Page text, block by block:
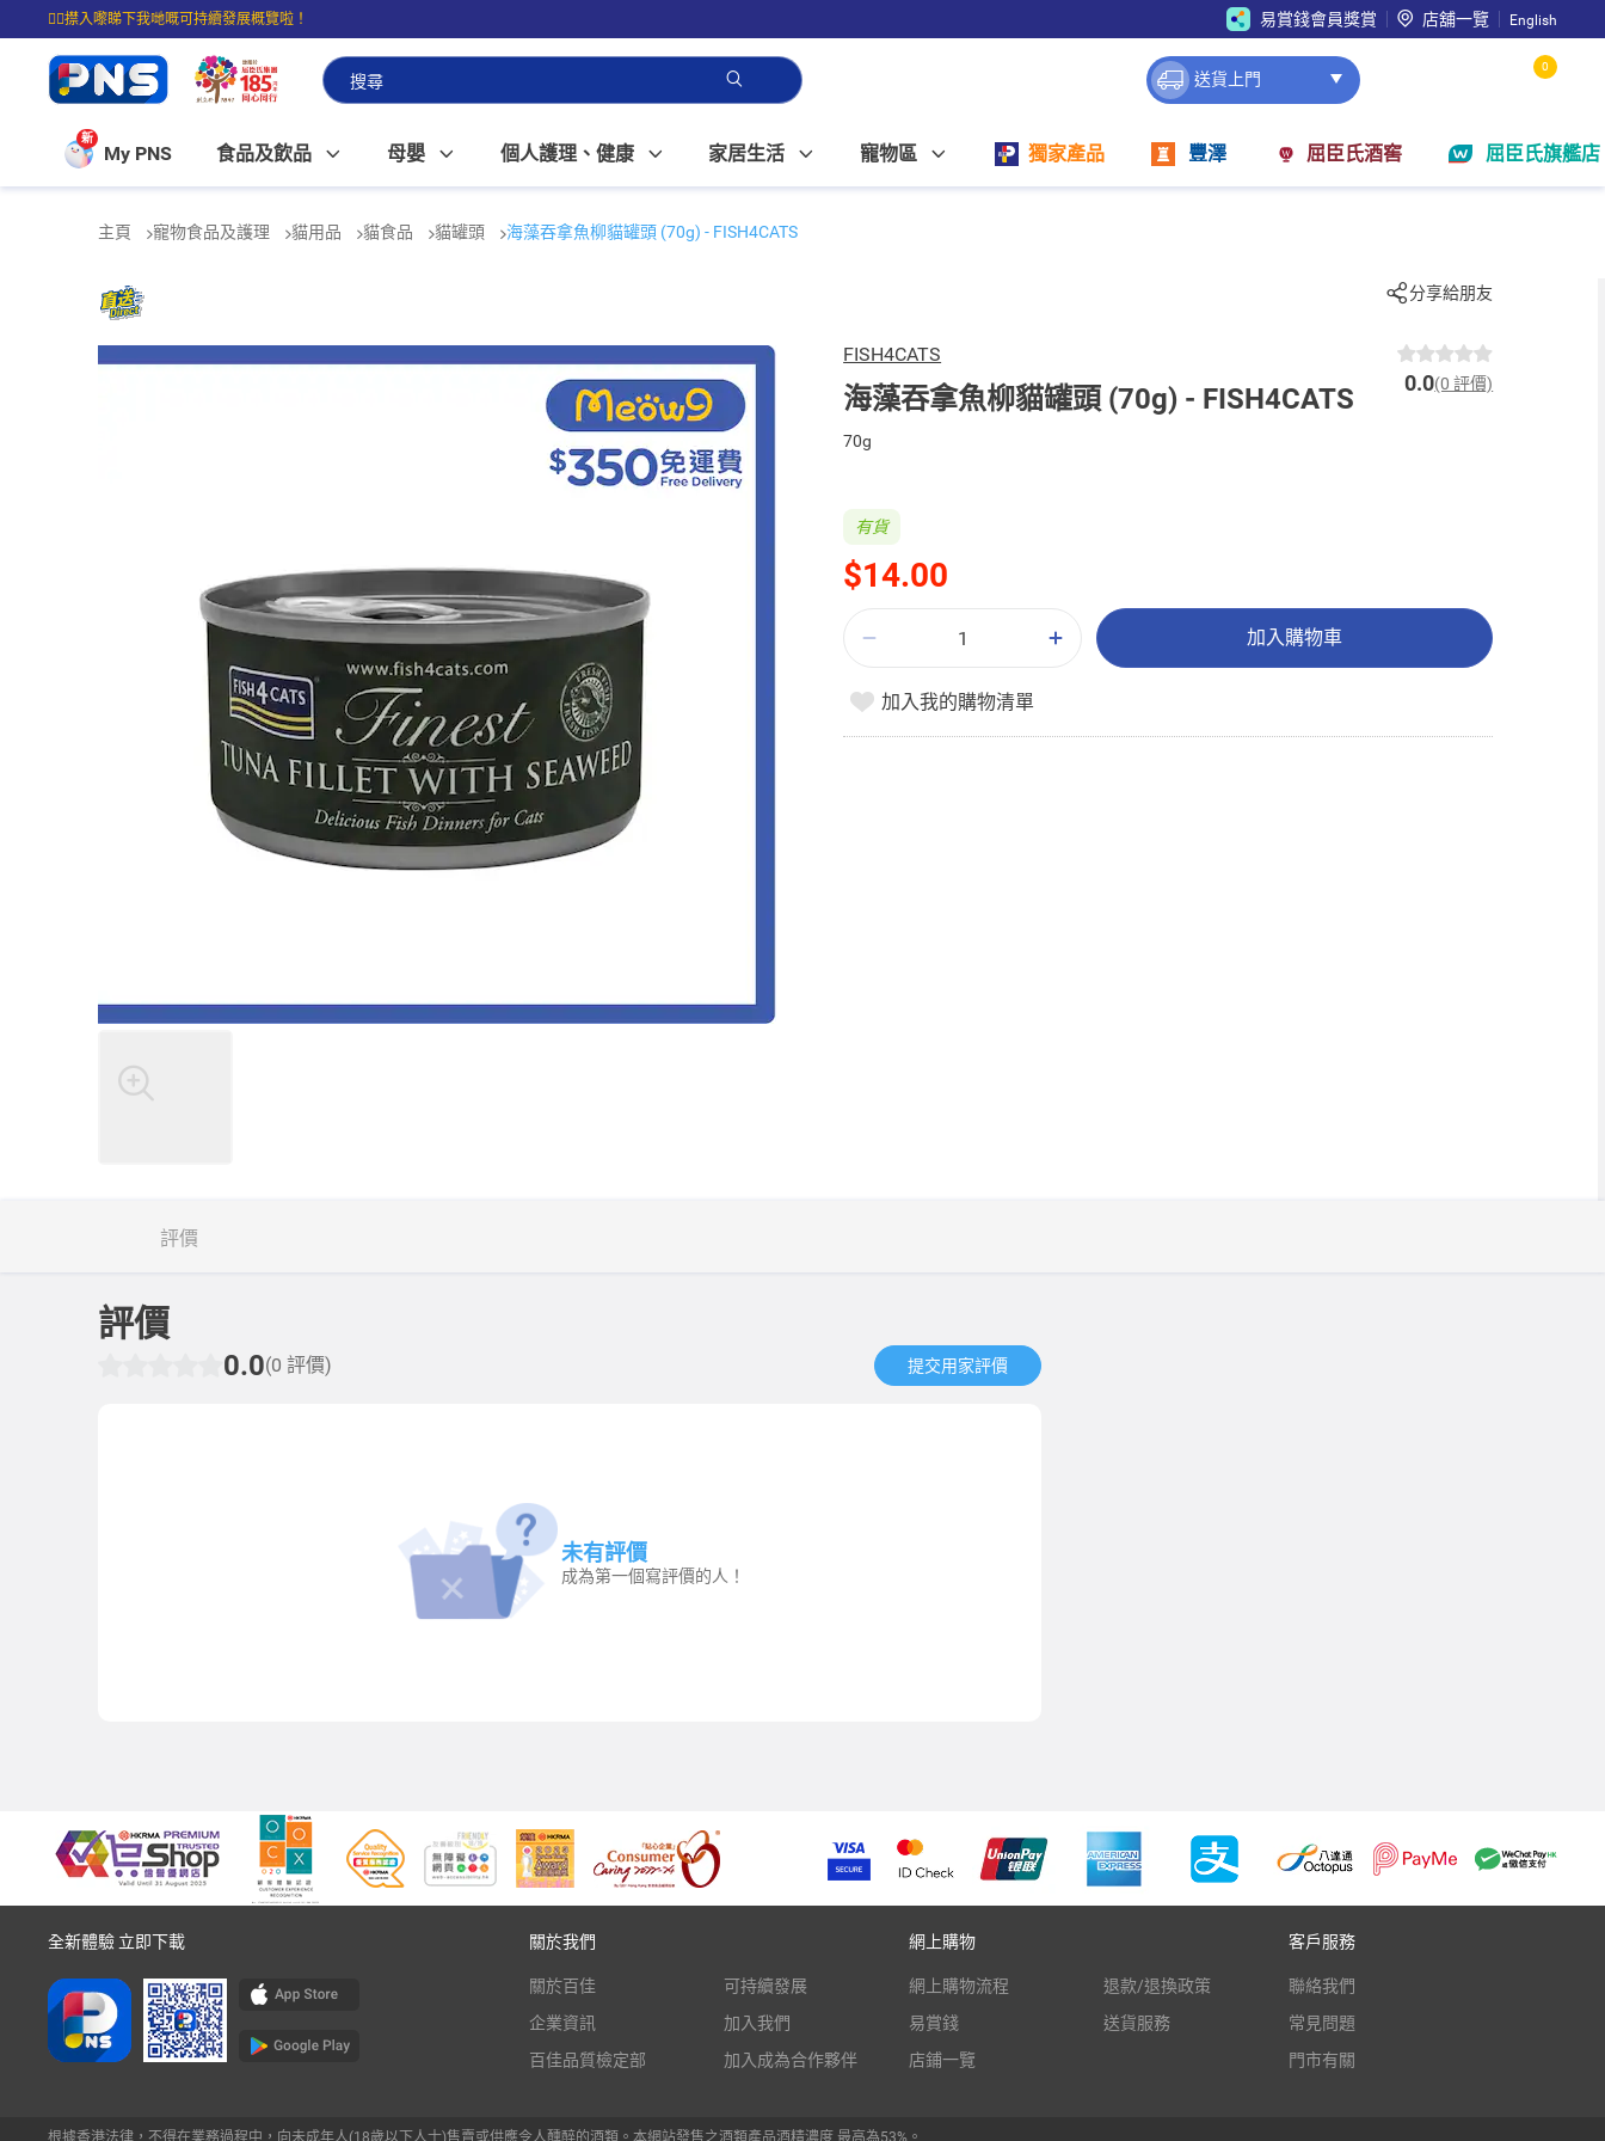
☝🏼㩒入嚟睇下我哋嘅可持續發展概覽啦！
⭐購物滿$399即享免費送貨；滿$100即可免費店取。
易賞錢會員獎賞 店舖一覽 English
送貨上門
0
新
My PNS 食品及飲品 母嬰 個人護理、健康 家居生活 寵物區 獨家產品 豐澤 屈臣氏酒窖 屈臣氏旗艦店
主頁 寵物食品及護理 貓用品 貓食品 貓罐頭 海藻吞拿魚柳貓罐頭 (70g) - FISH4CATS
分享給朋友
FISH4CATS
海藻吞拿魚柳貓罐頭 (70g) - FISH4CATS 0.0(0 評價)
70g
$14.00
有貨
加入購物車
加入我的購物清單
評價
評價
0.0(0 評價) 提交用家評價​
未有評價
成為第一個寫評價的人！
全新體驗 立即下載 關於我們
關於百佳
企業資訊
百佳品質檢定部
可持續發展
加入我們
加入成為合作夥伴
網上購物
網上購物流程
易賞錢
店鋪一覽
退款/退換政策
送貨服務
客戶服務
聯絡我們
常見問題
門市有關
根據香港法律，不得在業務過程中，向未成年人(18歲以下人士)售賣或供應令人醺醉的酒類。本網站發售之酒類產品酒精濃度 最高為53%。